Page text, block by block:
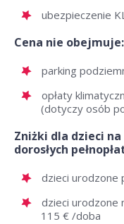
ubezpieczenie
Cena nie obejmuje:
parking
opłaty
(dotyczy osób
Zniżki dla dzieci
dorosłych
dzieci urodzone
dzieci urodzone
115 € /doba